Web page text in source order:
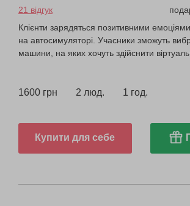
21 відгук
Клієнти зарядяться позитивними
на автосимуляторі. Учасники зможуть
машини, на яких хочуть здійснити
1600 грн 2 люд. 1 год.
Купити для себе